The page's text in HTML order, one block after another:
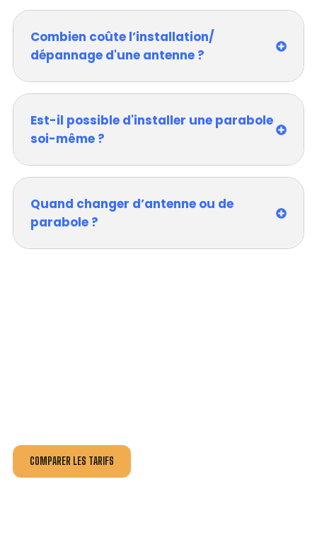
Combien coûte l’installation/
dépannage d'une antenne ?
Est-il possible d'installer une parabole
soi-même ?
Quand changer d’antenne ou de
parabole ?
COMPARER LES TARIFS